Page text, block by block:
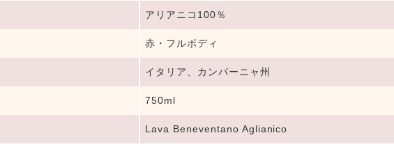
アリアニコ100％
赤・フルボディ
イタリア、カンパーニャ州
750ml
Lava Beneventano Aglianico